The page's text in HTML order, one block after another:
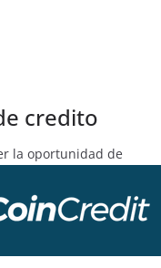
credito
la oportunidad de